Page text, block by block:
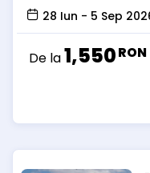
28 Iun - 5 Sep
De la1,550RON